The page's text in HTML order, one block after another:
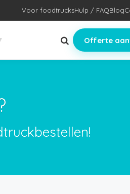
Voor foodtrucksHulp / FAQBlog
Offerte